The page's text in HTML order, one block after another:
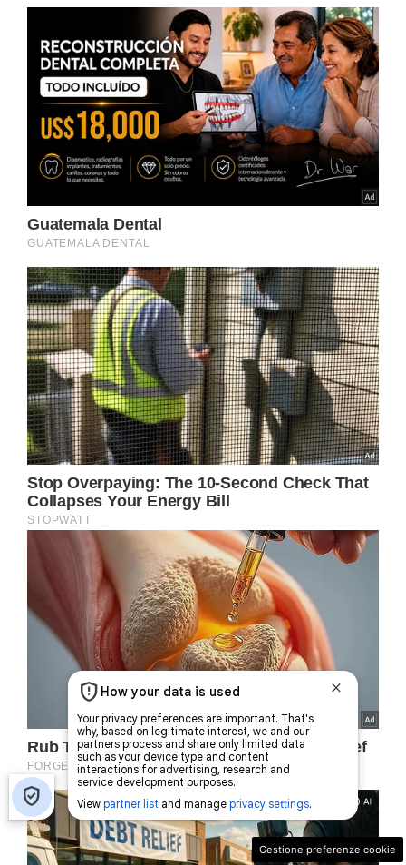
Gestione preferenze cookie